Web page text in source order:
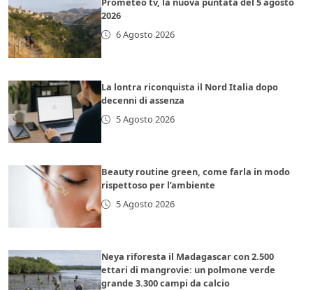
2026
6 Agosto 2026
La lontra riconquista il Nord Italia dopo
decenni di assenza
5 Agosto 2026
Beauty routine green, come farla in modo
rispettoso per l’ambiente
5 Agosto 2026
Neya riforesta il Madagascar con 2.500
ettari di mangrovie: un polmone verde
grande 3.300 campi da calcio